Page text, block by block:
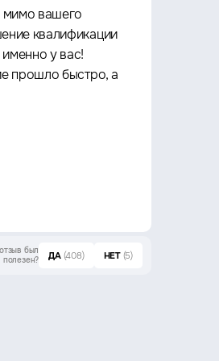
мимо вашего
квалификации
у вас!
прошло быстро, а
отзыв был
полезен?
ДА (408) НЕТ (5)